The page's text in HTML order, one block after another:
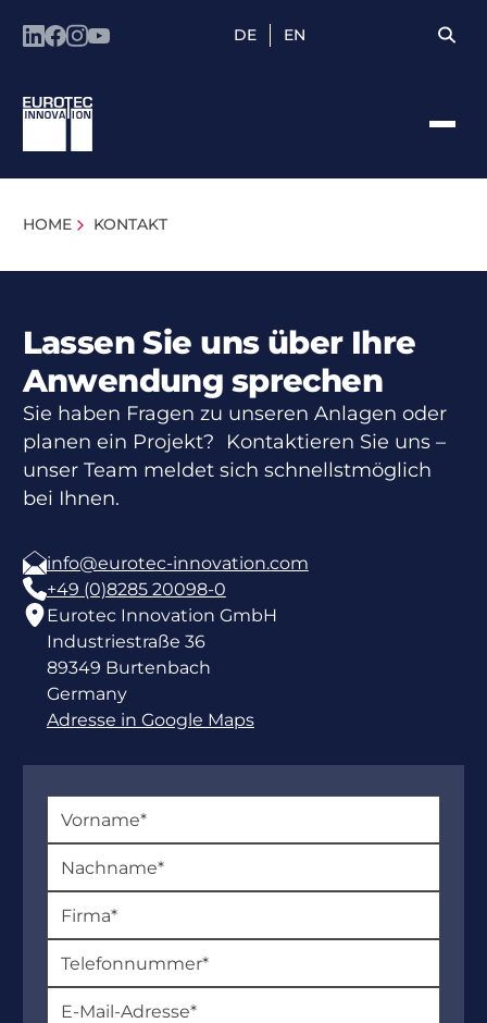
DE EN
HOME KONTAKT
Lassen Sie uns über Ihre
Anwendung sprechen
Sie haben Fragen zu unseren Anlagen oder
planen ein Projekt? Kontaktieren Sie uns –
unser Team meldet sich schnellstmöglich
bei Ihnen.
info@eurotec-innovation.com
+49 (0)8285 20098-0
Eurotec Innovation GmbH
Industriestraße 36
89349 Burtenbach
Germany
Adresse in Google Maps